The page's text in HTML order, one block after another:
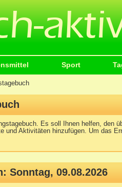
Sport
Es soll Ihnen helfen, den
und Aktivitäten hinzufügen. Um das
Sonntag, 09.08.2026